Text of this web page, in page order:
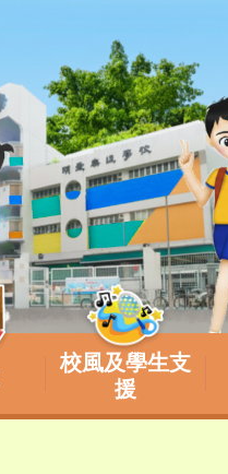
校風及學生支
援